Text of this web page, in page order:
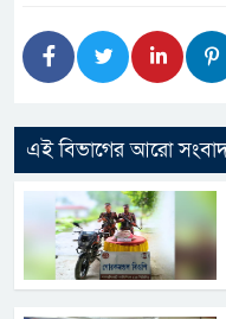
এই বিভাগের আরো